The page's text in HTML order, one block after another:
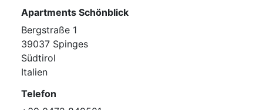
Apartments Schönblick
Bergstraße 1
39037 Spinges
Südtirol
Italien
Telefon